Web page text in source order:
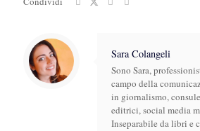
Sara Colangeli
Sono Sara,
campo della
in giornalismo,
editrici, social media
Inseparabile da libri e